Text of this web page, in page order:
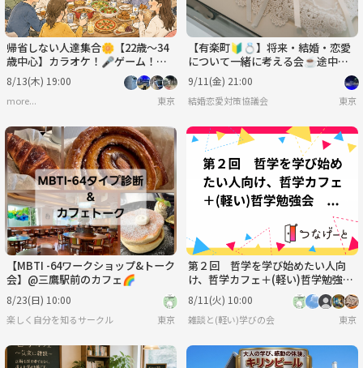
帰省しない人達集合🌼【22歳～34
歳中心】カラオケ！🎤ゲーム！🎮
飲み！🍻みんなでワイワイする会
🗣️💕
8/13(木) 19:00
more... 東京
【有楽町🔰💍】将来・結婚・恋愛
について一緒に考える会☕️途中参
加可♪20代〜40代✨
9/11(金) 21:00
結婚恋愛対策協議会 東京
【MBTI -64ワークショップ&トーク
会】@三鷹駅前のカフェ🌈
8/23(日) 10:00
楽しく自分を知るサークル 東京
第２回 哲学を学び始めたい人向
け、哲学カフェ＋(軽い)哲学勉強
会 テーマ「自分が動かされた言葉
（仮題）」
8/11(火) 10:00
雑談と(軽い)学びの会 東京